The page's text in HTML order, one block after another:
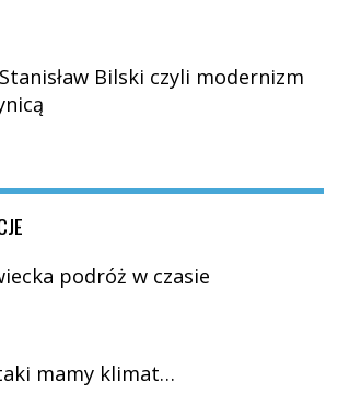
Bilski czyli modernizm
podróż w czasie
mamy klimat…